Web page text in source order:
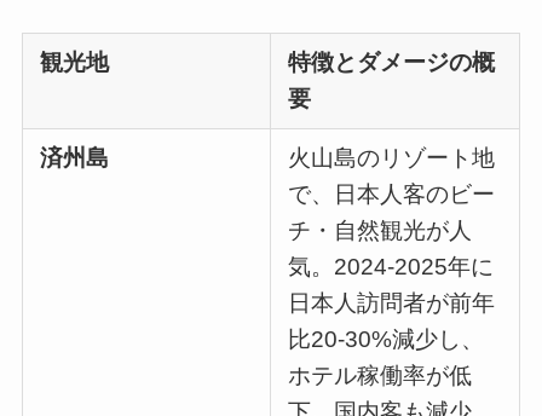
観光地
特徴とダメージの概
要
済州島
火山島のリゾート地
で、日本人客のビー
チ・自然観光が人
気。2024-2025年に
日本人訪問者が前年
比20-30%減少し、
ホテル稼働率が低